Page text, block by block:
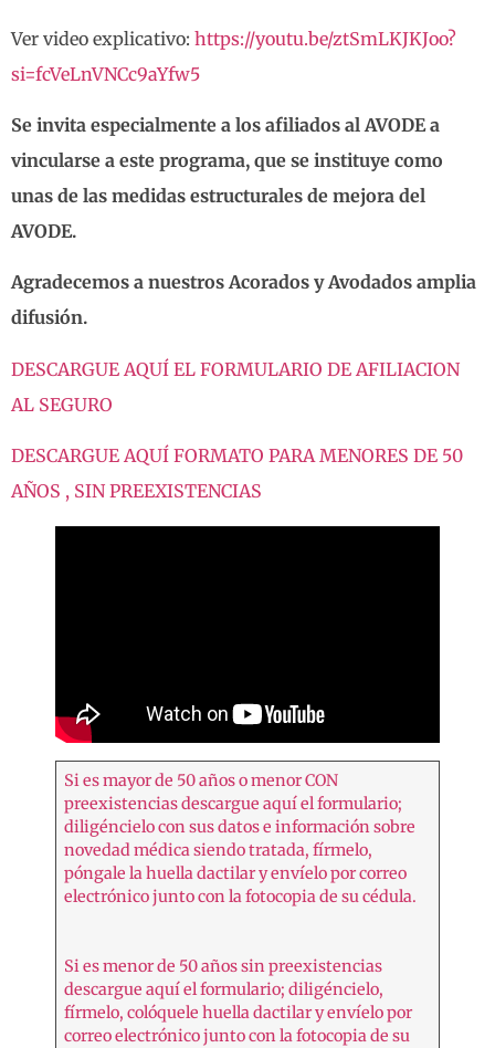
Ver video explicativo: https://youtu.be/ztSmLKJKJoo?
si=fcVeLnVNCc9aYfw5
Se invita especialmente a los afiliados al AVODE a
vincularse a este programa, que se instituye como
unas de las medidas estructurales de mejora del
AVODE.
Agradecemos a nuestros Acorados y Avodados amplia
difusión.
DESCARGUE AQUÍ EL FORMULARIO DE AFILIACION
AL SEGURO
DESCARGUE AQUÍ FORMATO PARA MENORES DE 50
AÑOS , SIN PREEXISTENCIAS
Si es mayor de 50 años o menor CON
preexistencias descargue aquí el formulario;
diligéncielo con sus datos e información sobre
novedad médica siendo tratada, fírmelo,
póngale la huella dactilar y envíelo por correo
electrónico junto con la fotocopia de su cédula.
Si es menor de 50 años sin preexistencias
descargue aquí el formulario; diligéncielo,
fírmelo, colóquele huella dactilar y envíelo por
correo electrónico junto con la fotocopia de su